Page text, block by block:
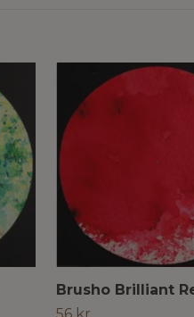
Brusho Brilliant